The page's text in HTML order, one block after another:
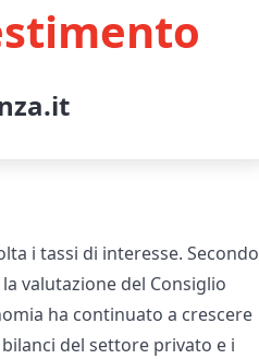
i tassi di interesse. Secondo
valutazione del Consiglio
ha continuato a crescere
del settore privato e i